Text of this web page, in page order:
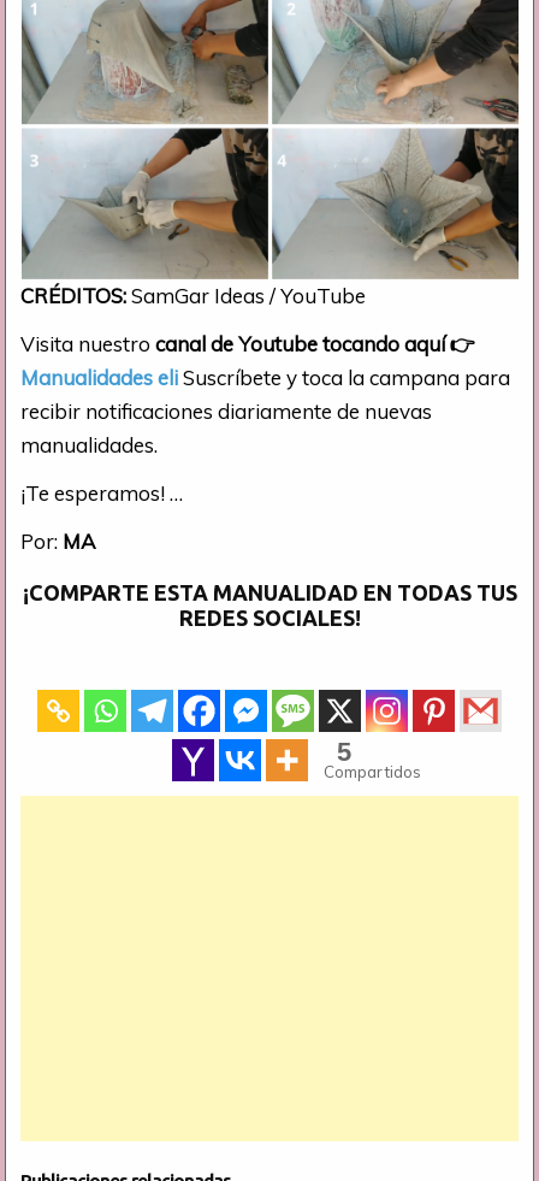
CRÉDITOS:SamGar Ideas / YouTube
Visita nuestrocanal de Youtube tocando aquí👉
Manualidades eliSuscríbete y toca la campana para
recibir notificaciones diariamente de nuevas
manualidades.
¡Te esperamos! …
Por: MA
¡COMPARTE ESTA MANUALIDAD EN TODAS TUS
REDES SOCIALES!
5
Compartidos